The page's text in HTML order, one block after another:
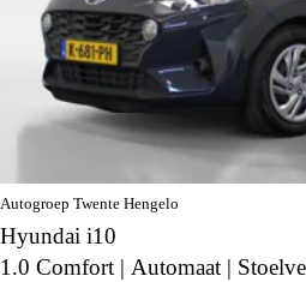
Autogroep Twente Hengelo
Hyundai i10
1.0 Comfort | Automaat |